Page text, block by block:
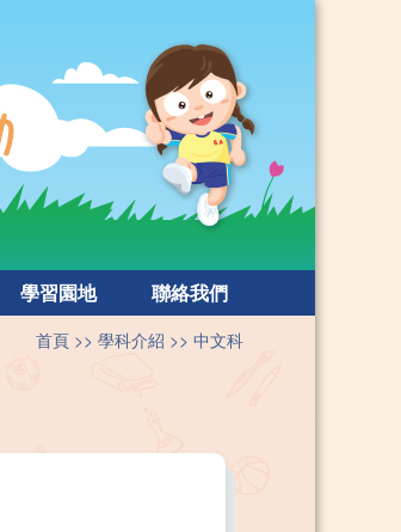
學習園地 聯絡我們
首頁 學科介紹 中文科